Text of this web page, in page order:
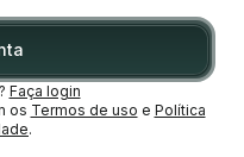
Faça login
os Termos de uso e Política
.